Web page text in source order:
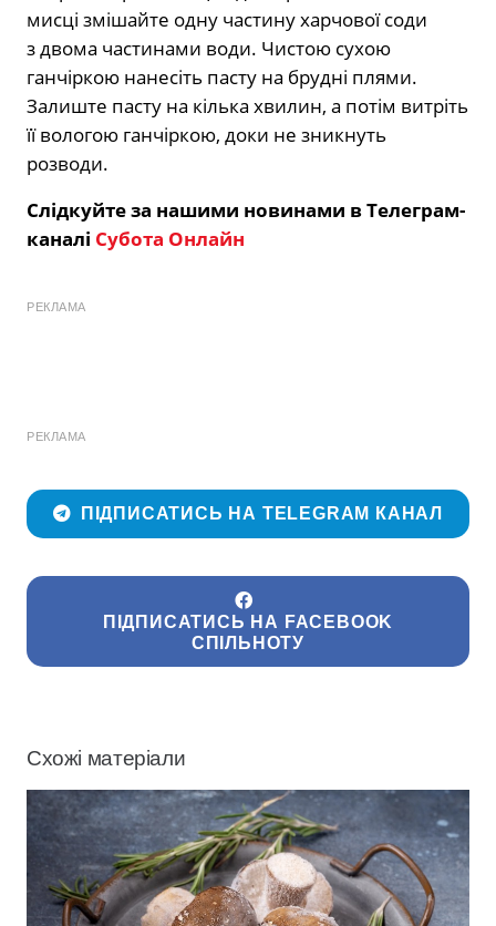
мисці змішайте одну частину харчової соди
з двома частинами води. Чистою сухою
ганчіркою нанесіть пасту на брудні плями.
Залиште пасту на кілька хвилин, а потім витріть
її вологою ганчіркою, доки не зникнуть
розводи.
Слідкуйте за нашими новинами в Телеграм-
каналі Субота Онлайн
РЕКЛАМА
РЕКЛАМА
ПІДПИСАТИСЬ НА TELEGRAM КАНАЛ
ПІДПИСАТИСЬ НА FACEBOOK
СПІЛЬНОТУ
Схожі матеріали